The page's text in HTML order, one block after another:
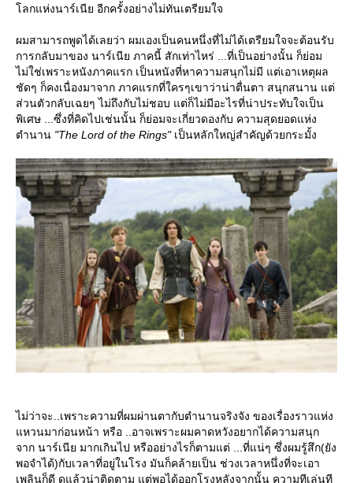
ลกแห่งนาร์เนีย อีกครั้งอย่างไม่ทันเตรียมใจ
ผมสามารถพูดได้เลยว่า ผมเองเป็นคนหนึ่งที่ไม่ได้เตรียมใจจะต้อนรับ
การกลับมาของ นาร์เนีย ภาคนี้ สักเท่าไหร่ ...ที่เป็นอย่างนั้น ก็ย่อม
ไม่ใช่เพราะหนังภาคแรก เป็นหนังที่หาความสนุกไม่มี แต่เอาเหตุผล
ชัดๆ ก็คงเนื่องมาจาก ภาคแรกที่ใครๆเขาว่าน่าตื่นตา สนุกสนาน แต่
ส่วนตัวกลับเฉยๆ ไม่ถึงกับไม่ชอบ แต่ก็ไม่มีอะไรที่น่าประทับใจเป็น
พิเศษ ...ซึ่งที่คิดไปเช่นนั้น ก็ย่อมจะเกี่ยวดองกับ ความสุดยอดแห่ง
ตำนาน "The Lord of the Rings"เป็นหลักใหญ่สำคัญด้วยกระมั้ง
ไม่ว่าจะ..เพราะความที่ผมผ่านตากับตำนานจริงจัง ของเรื่องราวแห่ง
หวนมาก่อนหน้า หรือ ..อาจเพราะผมคาดหวังอยากได้ความสนุก
จาก นาร์เนีย มากเกินไป หรืออย่างไรก็ตามแต่ ...ที่แน่ๆ ซึ่งผมรู้สึก(ยัง
พอจำได้)กับเวลาที่อยู่ในโรง มันก็คล้ายเป็น ช่วงเวลาหนึ่งที่จะเอา
เพลินก็ดี ดูแล้วน่าติดตาม แต่พอได้ออกโรงหลังจากนั้น ความทีเล่นที